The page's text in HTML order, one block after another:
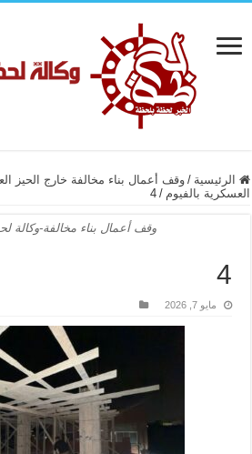
الرئيسية / وقف أعمال بناء مخالفة خارج الحيز
العسكرية بالفيوم /
4
وقف أعمال بناء مخالفة-وكالة
4
مايو 7, 2026